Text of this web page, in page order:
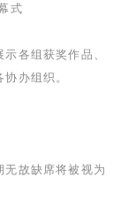
式
各组获奖作品、
办组织。
无故缺席将被视为